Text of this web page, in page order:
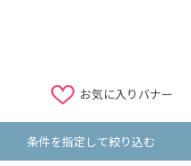
お気に入りバナー
条件を指定して絞り込む